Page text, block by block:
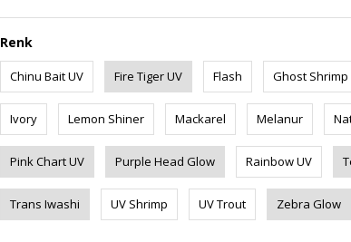
Renk
Chinu Bait UV Fire Tiger UV Flash Ghost Shrimp
Ivory Lemon Shiner Mackarel Melanur
Pink Chart UV Purple Head Glow Rainbow UV
Trans Iwashi UV Shrimp UV Trout Zebra Glow